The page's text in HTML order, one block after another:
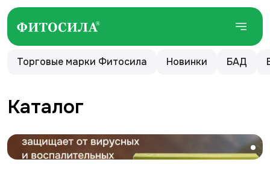
Торговые марки Фитосила Новинки БАД
Каталог